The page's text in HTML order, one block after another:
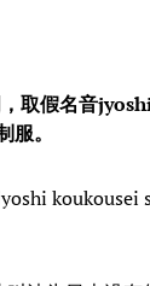
，取假名音
。